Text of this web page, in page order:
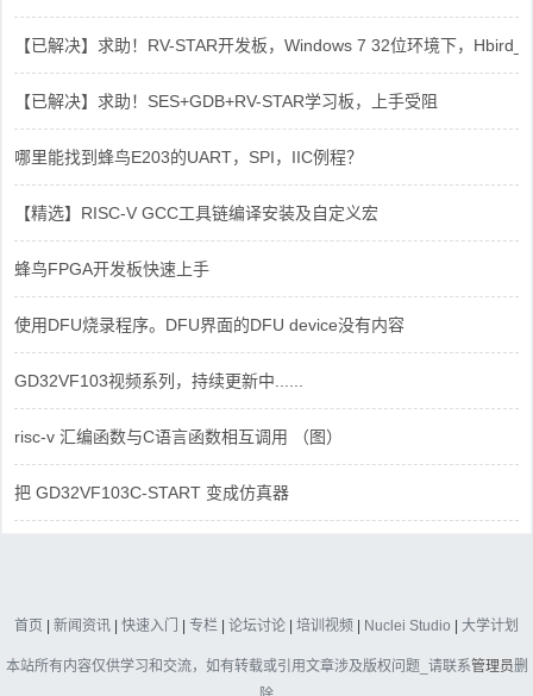
【已解决】求助！RV-STAR开发板，Windows 7 32位环境下，
【已解决】求助！SES+GDB+RV-STAR学习板，上手受阻
哪里能找到蜂鸟E203的UART，SPI，IIC例程？
【精选】RISC-V GCC工具链编译安装及自定义宏
蜂鸟FPGA开发板快速上手
使用DFU烧录程序。DFU界面的DFU device没有内容
GD32VF103视频系列，持续更新中......
risc-v 汇编函数与C语言函数相互调用 （图）
把 GD32VF103C-START 变成仿真器
首页 | 新闻资讯 | 快速入门 | 专栏 | 论坛讨论 | 培训视频 | Nuclei Studio | 大学计划
本站所有内容仅供学习和交流，如有转载或引用文章涉及版权问题_请联系管理员删